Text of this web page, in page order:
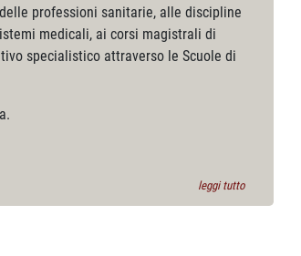
professioni sanitarie, alle discipline
medicali, ai corsi magistrali di
specialistico attraverso le Scuole di
leggi tutto